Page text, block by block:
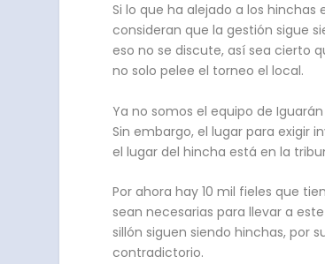
Si lo que ha alejado a los
consideran que la gestión sigue
eso no se discute, así sea cierto
no solo pelee el torneo el local.
Ya no somos el equipo de
Sin embargo, el lugar para exigir
el lugar del hincha está en la
Por ahora hay 10 mil fieles que
sean necesarias para llevar a
sillón siguen siendo hinchas, por
contradictorio.